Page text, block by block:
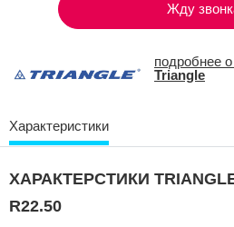
Жду
подробнее
Triangle
Характеристики
ХАРАКТЕРСТИКИ TRIANGLE
R22.50